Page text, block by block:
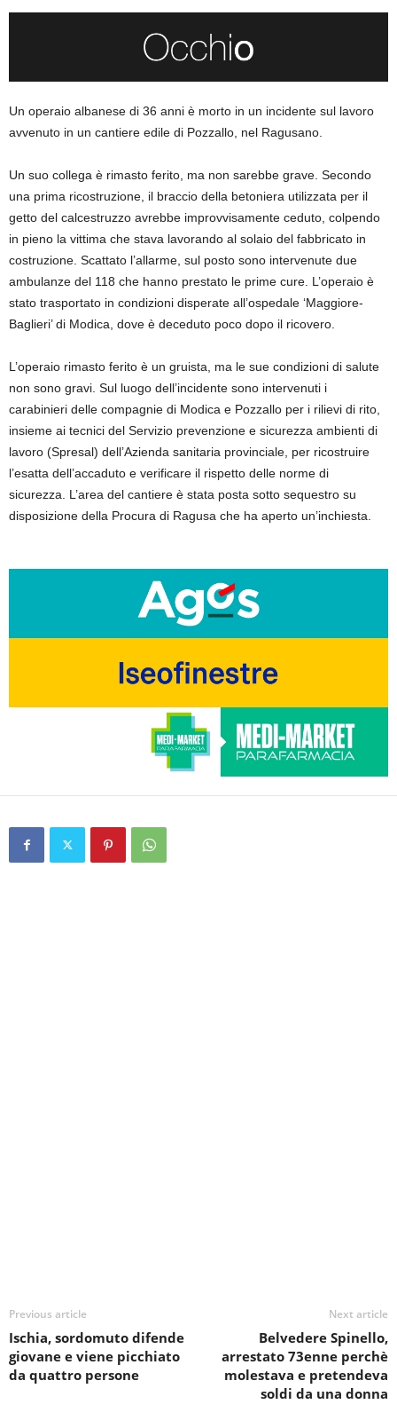
Un operaio albanese di 36 anni è morto in un incidente sul lavoro
avvenuto in un cantiere edile di Pozzallo, nel Ragusano.
Un suo collega è rimasto ferito, ma non sarebbe grave. Secondo
una prima ricostruzione, il braccio della betoniera utilizzata per il
getto del calcestruzzo avrebbe improvvisamente ceduto, colpendo
in pieno la vittima che stava lavorando al solaio del fabbricato in
costruzione. Scattato l’allarme, sul posto sono intervenute due
ambulanze del 118 che hanno prestato le prime cure. L’operaio è
stato trasportato in condizioni disperate all’ospedale ‘Maggiore-
Baglieri’ di Modica, dove è deceduto poco dopo il ricovero.
L’operaio rimasto ferito è un gruista, ma le sue condizioni di salute
non sono gravi. Sul luogo dell’incidente sono intervenuti i
carabinieri delle compagnie di Modica e Pozzallo per i rilievi di rito,
insieme ai tecnici del Servizio prevenzione e sicurezza ambienti di
lavoro (Spresal) dell’Azienda sanitaria provinciale, per ricostruire
l’esatta dell’accaduto e verificare il rispetto delle norme di
sicurezza. L’area del cantiere è stata posta sotto sequestro su
disposizione della Procura di Ragusa che ha aperto un’inchiesta.
Previous article
Ischia, sordomuto difende
giovane e viene picchiato
da quattro persone
Next article
Belvedere Spinello,
arrestato 73enne perchè
molestava e pretendeva
soldi da una donna